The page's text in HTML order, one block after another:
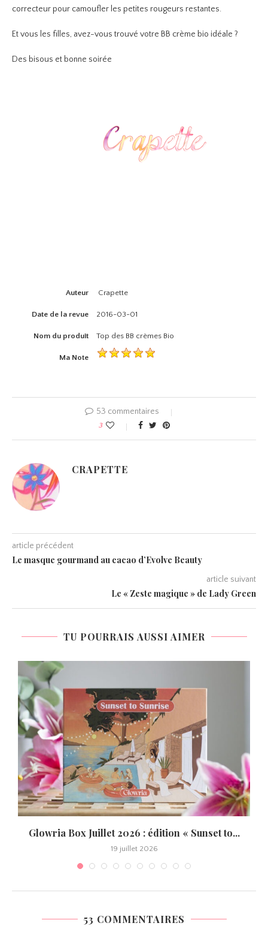
correcteur pour camoufler les petites rougeurs restantes.
Et vous les filles, avez-vous trouvé votre BB crème bio idéale ?
Des bisous et bonne soirée
Auteur Crapette
Date de la revue 2016-03-01
Nom du produit Top des BB crèmes Bio
Ma Note
53 commentaires
3
CRAPETTE
article précédent
Le masque gourmand au cacao d’Evolve Beauty
article suivant
Le « Zeste magique » de Lady Green
TU POURRAIS AUSSI AIMER
Glowria Box Juillet 2026 : édition « Sunset to...
19 juillet 2026
53 COMMENTAIRES